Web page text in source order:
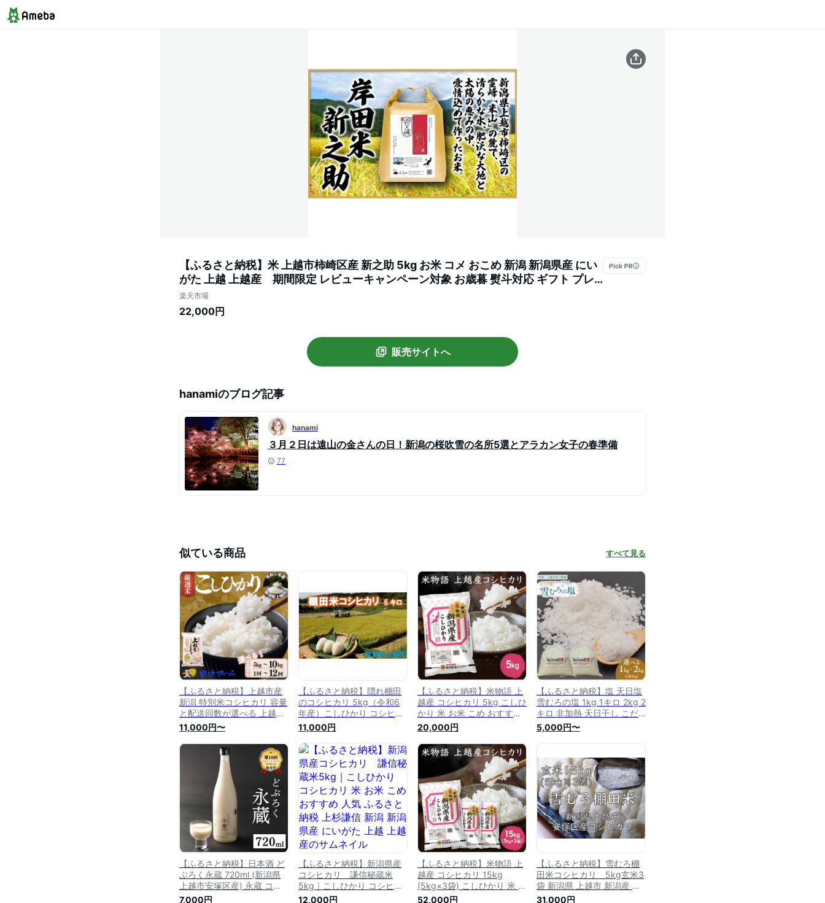
【ふるさと納税】米 上越市柿崎区産 新之助 5kg お米 コメ おこめ 新潟 新潟県産 にい
がた 上越 上越産 期間限定 レビューキャンペーン対象 お歳暮 熨斗対応 ギフト プレ
ゼント 冬 贈答 お届け：準備でき次第、順次発送 ※発送直前に精米し、お届け致し
ます。
楽天市場
22,000円
販売サイトへ
hanamiのブログ記事
hanami
３月２日は遠山の金さんの日！新潟の桜吹雪の名所5選とアラカン女子の春準備
77
似ている商品 すべて見る
【ふるさと納税】上越市産
新潟 特別米コシヒカリ 容量
と配送回数が選べる 上越市
精米 米 コメ こしひかり ブ
ランド米 米 お米 こめ おす
すめ 新潟 新潟県産 にいが
11,000円〜
【ふるさと納税】隠れ棚田
のコシヒカリ 5kg（令和6
年産）こしひかり コシヒカ
リ 米 お米 こめ おすすめ 人
気 ふるさと納税 新潟 新潟
県産 にいがた 上越 上越
産 お届け：準備でき次
第、順次発送いたします。
11,000円
【ふるさと納税】米物語 上
越産 コシヒカリ 5kg こしひ
かり 米 お米 こめ おすすめ
ふるさと納税 新潟 新潟県産
にいがた お届け：ご入金
確認後、順次発送いたしま
す。
20,000円
【ふるさと納税】塩 天日塩
雪むろの塩 1kg 1キロ 2kg 2
キロ 非加熱 天日干し こだ
わりの製法 調味料 熟成 自
然食品 新潟県 上越市 新潟
料 お中元 夏ギフト 熨斗対
応 ギフト プレゼント 夏 贈
答 お届け：準備でき次
第、順次発送
5,000円〜
【ふるさと納税】日本酒 ど
ぶろく永蔵 720ml (新潟県
上越市安塚区産) 永蔵 コシ
ヒカリ 安塚 おすすめ お酒
7,000円
【ふるさと納税】新潟県産
コシヒカリ 謙信秘蔵米
5kg｜こしひかり コシヒカ
リ 米 お米 こめ おすすめ 人
12,000円
【ふるさと納税】米物語 上
越産 コシヒカリ 15kg
(5kg×3袋) こしひかり 米 お
米 こめ おすすめ ふるさと
52,000円
【ふるさと納税】雪むろ棚
田米コシヒカリ 5kg玄米3
袋 新潟県 上越市 新潟産 米
コメ
31,000円